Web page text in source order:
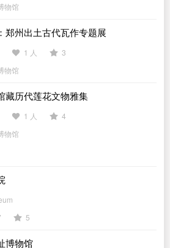
物馆
郑州出土古代瓦作专题展
1 人
3
物馆
藏历代莲花文物雅集
1 人
4
物馆
5
博物馆